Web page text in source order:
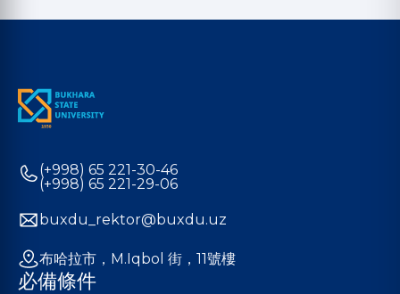
(+998) 65 221-30-46
(+998) 65 221-29-06
buxdu_rektor@buxdu.uz
布哈拉市，M.Iqbol 街，11號樓
必備條件